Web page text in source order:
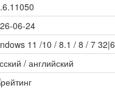
06-24
11 /10 / 8.1 / 8 / 7
/ английский